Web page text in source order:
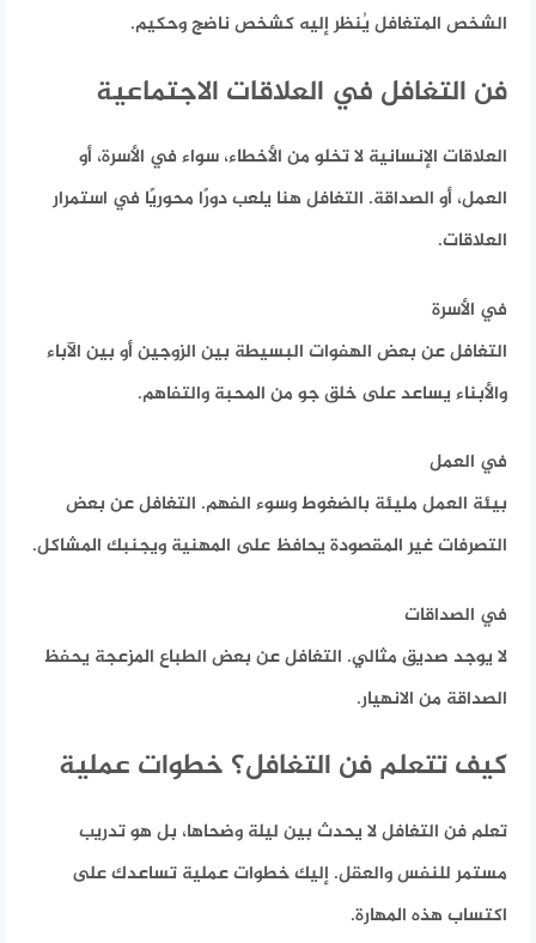
الشخص المتغافل يُنظر إليه كشخص ناضج وحكيم.
فن التغافل في العلاقات الاجتماعية
العلاقات الإنسانية لا تخلو من الأخطاء، سواء في الأسرة، أو
العمل، أو الصداقة. التغافل هنا يلعب دورًا محوريًا في استمرار
العلاقات.
في الأسرة
التغافل عن بعض الهفوات البسيطة بين الزوجين أو بين الآباء
والأبناء يساعد على خلق جو من المحبة والتفاهم.
في العمل
بيئة العمل مليئة بالضغوط وسوء الفهم. التغافل عن بعض
التصرفات غير المقصودة يحافظ على المهنية ويجنبك المشاكل.
في الصداقات
لا يوجد صديق مثالي. التغافل عن بعض الطباع المزعجة يحفظ
الصداقة من الانهيار.
كيف تتعلم فن التغافل؟ خطوات عملية
تعلم فن التغافل لا يحدث بين ليلة وضحاها، بل هو تدريب
مستمر للنفس والعقل. إليك خطوات عملية تساعدك على
اكتساب هذه المهارة.